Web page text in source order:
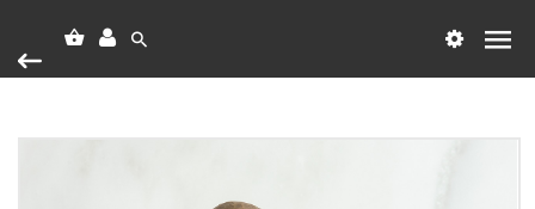
Heim Vörumerki Willow Tree